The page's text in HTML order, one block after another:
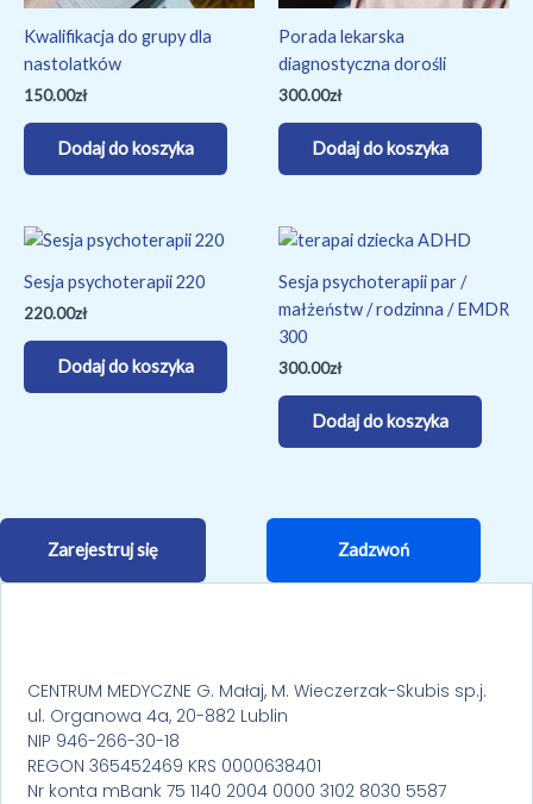
Kwalifikacja do grupy dla
nastolatków
150.00zł
Dodaj do koszyka
Porada lekarska
diagnostyczna dorośli
300.00zł
Dodaj do koszyka
Sesja psychoterapii 220
220.00zł
Dodaj do koszyka
Sesja psychoterapii par /
małżeństw / rodzinna / EMDR
300
300.00zł
Dodaj do koszyka
Zarejestruj się Zadzwoń
CENTRUM MEDYCZNE G. Małaj, M. Wieczerzak-Skubis sp.j.
ul. Organowa 4a, 20-882 Lublin
NIP 946-266-30-18
REGON 365452469 KRS 0000638401
Nr konta mBank 75 1140 2004 0000 3102 8030 5587